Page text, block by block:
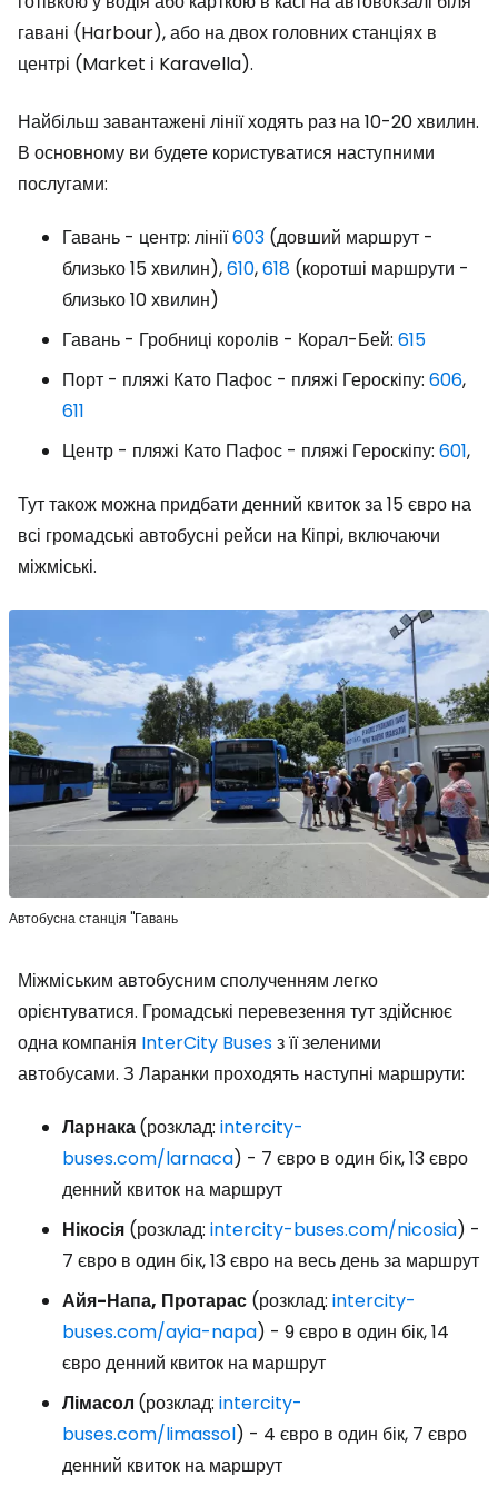
гавані (Harbour), або на двох головних станціях в
центрі (Market і Karavella).
Найбільш завантажені лінії ходять раз на 10-20 хвилин.
В основному ви будете користуватися наступними
послугами:
Гавань - центр: лінії603 (довший маршрут -
близько 15 хвилин),610,618 (коротші маршрути -
близько 10 хвилин)
Гавань - Гробниці королів - Корал-Бей: 615
Порт - пляжі Като Пафос - пляжі Героскіпу: 606,
611
Центр - пляжі Като Пафос - пляжі Героскіпу: 601,
Тут також можна придбати денний квиток за 15 євро на
всі громадські автобусні рейси на Кіпрі, включаючи
міжміські.
Автобусна станція "Гавань
Міжміським автобусним сполученням легко
орієнтуватися. Громадські перевезення тут здійснює
одна компанія InterCity Busesз її зеленими
автобусами. З Ларанки проходять наступні маршрути:
Ларнака(розклад: intercity-
buses.com/larnaca) - 7 євро в один бік, 13 євро
денний квиток на маршрут
Нікосія (розклад: intercity-buses.com/nicosia) -
7 євро в один бік, 13 євро на весь день за маршрут
Айя-Напа, Протарас (розклад: intercity-
buses.com/ayia-napa) - 9 євро в один бік, 14
євро денний квиток на маршрут
Лімасол (розклад: intercity-
buses.com/limassol) - 4 євро в один бік, 7 євро
денний квиток на маршрут